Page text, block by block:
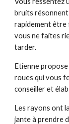
bruits ré
rapidement être
vous ne faites
tarder.
Etienne
roues qui vous
conseiller et
Les rayons ont
jante à prendre